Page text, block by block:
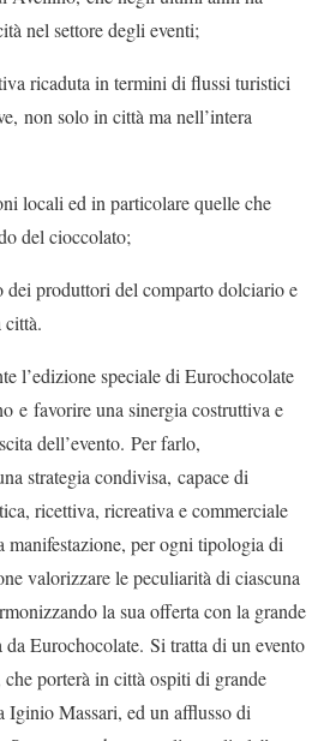
nel settore degli eventi;
ricaduta in termini di flussi turistici
non solo in città ma nell’intera
locali ed in particolare quelle che
del cioccolato;
dei produttori del comparto dolciario e
l’edizione speciale di Eurochocolate
e favorire una sinergia costruttiva e
dell’evento. Per farlo,
strategia condivisa, capace di
ricettiva, ricreativa e commerciale
manifestazione, per ogni tipologia di
valorizzare le peculiarità di ciascuna
la sua offerta con la grande
da Eurochocolate. Si tratta di un evento
porterà in città ospiti di grande
Iginio Massari, ed un afflusso di